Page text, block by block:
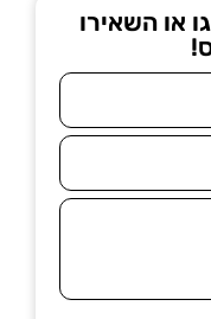
או השאירו